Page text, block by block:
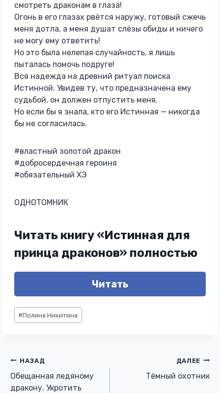
смотреть драконам в глаза!
Огонь в его глазах рвётся наружу, готовый сжечь
меня дотла, а меня душат слёзы обиды и ничего
не могу ему ответить!
Но это была нелепая случайность, я лишь
пыталась помочь подруге!
Вся надежда на древний ритуал поиска
Истинной. Увидев ту, что предназначена ему
судьбой, он должен отпустить меня.
Но если бы я знала, кто его Истинная — никогда
бы не согласилась.
#властный золотой дракон
#добросердечная героиня
#обязательный ХЭ
ОДНОТОМНИК
Читать книгу «Истинная для
принца драконов» полностью
Читать
Метки
записи:
#Полина Никитина
Навигация
по
НАЗАД
Обещанная ледяному
дракону. Укротить
ДАЛЕЕ
Тёмный охотник